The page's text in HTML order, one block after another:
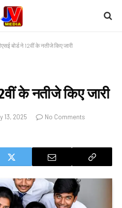
बोर्ड ने 12वीं के नतीजे किए जारी
के नतीजे किए जारी
13, 2025
No Comments